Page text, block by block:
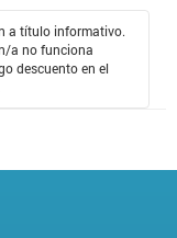
a título informativo.
a no funciona
descuento en el